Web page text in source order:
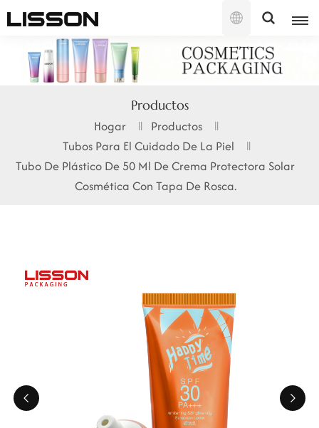
Español
English
français
русский
español
한국의
ไทย
Tiếng việt
中文
Productos
Hogar
Productos
Tubos Para El Cuidado De La Piel
Tubo De Plástico De 50 Ml De Crema Protectora Solar
Cosmética Con Tapa De Rosca.